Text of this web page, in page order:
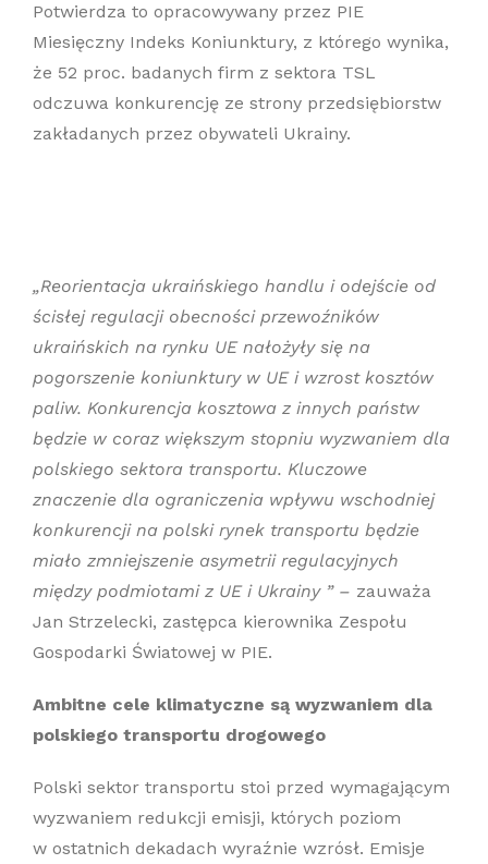
Potwierdza to opracowywany przez PIE
Miesięczny Indeks Koniunktury, z którego wynika,
że 52 proc. badanych firm z sektora TSL
odczuwa konkurencję ze strony przedsiębiorstw
zakładanych przez obywateli Ukrainy.
„Reorientacja ukraińskiego handlu i odejście od
ścisłej regulacji obecności przewoźników
ukraińskich na rynku UE nałożyły się na
pogorszenie koniunktury w UE i wzrost kosztów
paliw. Konkurencja kosztowa z innych państw
będzie w coraz większym stopniu wyzwaniem dla
polskiego sektora transportu. Kluczowe
znaczenie dla ograniczenia wpływu wschodniej
konkurencji na polski rynek transportu będzie
miało zmniejszenie asymetrii regulacyjnych
między podmiotami z UE i Ukrainy ” – zauważa
Jan Strzelecki, zastępca kierownika Zespołu
Gospodarki Światowej w PIE.
Ambitne cele klimatyczne są wyzwaniem dla
polskiego transportu drogowego
Polski sektor transportu stoi przed wymagającym
wyzwaniem redukcji emisji, których poziom
w ostatnich dekadach wyraźnie wzrósł. Emisje